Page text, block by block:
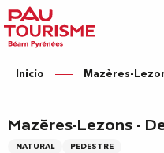
Aller
au
contenu
principal
Inicio Mazères-
Mazères-Lezons -
NATURAL PEDESTRE